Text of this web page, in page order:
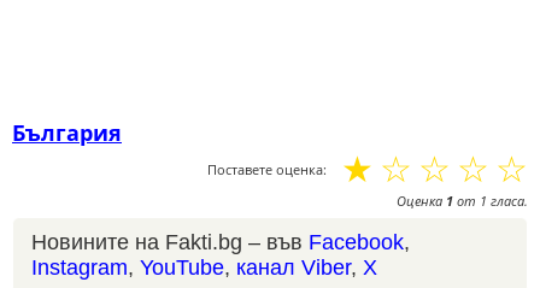
България
Поставете оценка: ☆
☆
☆
☆
☆
Оценка 1 от 1 гласа.
Новините на Fakti.bg – във Facebook,
Instagram, YouTube, канал Viber, X